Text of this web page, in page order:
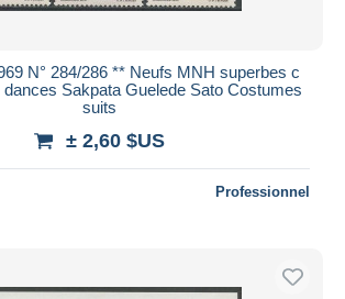
N° 284/286 ** Neufs MNH superbes c
Sakpata Guelede Sato Costumes
suits
± 2,60 $US
Professionnel